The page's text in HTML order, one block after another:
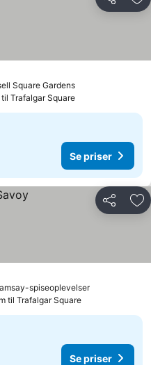
Del
Square Gardens
til Trafalgar Square
Se priser
Del
spiseoplevelser
til Trafalgar Square
Se priser